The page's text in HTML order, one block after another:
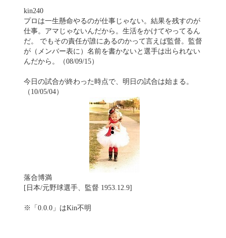
kin240
プロは一生懸命やるのが仕事じゃない。結果を残すのが
仕事。アマじゃないんだから。生活をかけてやってるん
だ。 でもその責任が誰にあるのかって言えば監督。監督
が（メンバー表に）名前を書かないと選手は出られない
んだから。（08/09/15）
今日の試合が終わった時点で、明日の試合は始まる。
（10/05/04）
落合博満
[日本/元野球選手、監督 1953.12.9]
※「0.0.0」はKin不明